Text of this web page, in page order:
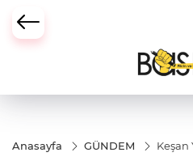
Anasayfa GÜNDEM
Keşan